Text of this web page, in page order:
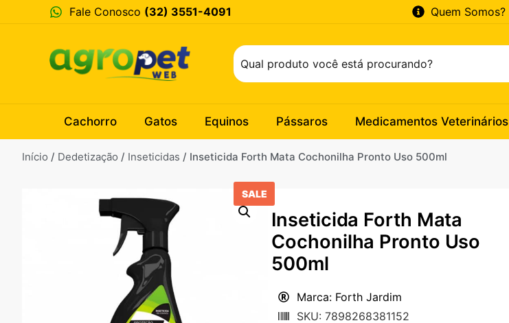
Fale Conosco (32) 3551-4091 Quem Somos?
Cachorro Gatos Equinos Pássaros Medicamentos Veterinários
Início / Dedetização / Inseticidas / Inseticida Forth Mata Cochonilha Pronto Uso 500ml
SALE
Inseticida Forth Mata
Cochonilha Pronto Uso
500ml
Marca: Forth Jardim
SKU: 7898268381152